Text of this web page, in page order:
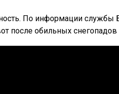
По информации службы
после обильных